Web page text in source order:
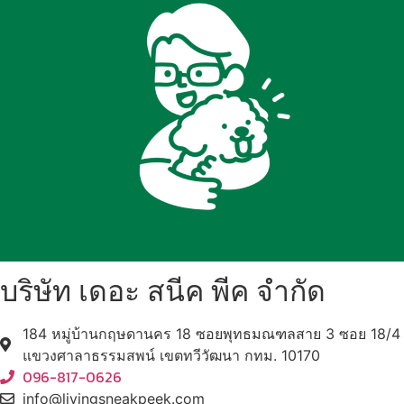
บริษัท เดอะ สนีค พีค จำกัด
184 หมู่บ้านกฤษดานคร 18 ซอยพุทธมณฑลสาย 3 ซอย 18/4
แขวงศาลาธรรมสพน์ เขตทวีวัฒนา กทม. 10170
096-817-0626
info@livingsneakpeek.com